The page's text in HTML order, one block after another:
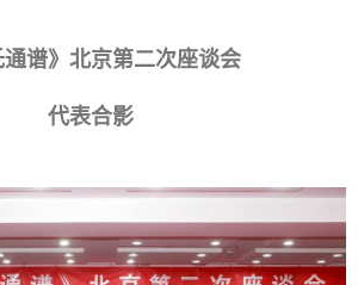
通谱》北京第二次座谈会
代表合影